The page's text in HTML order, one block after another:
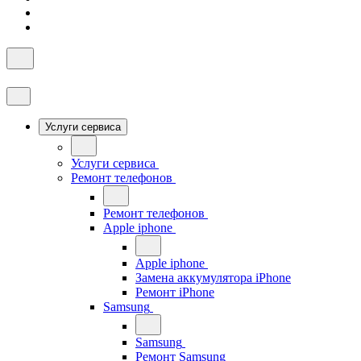
Услуги сервиса
Услуги сервиса
Ремонт телефонов
Ремонт телефонов
Apple iphone
Apple iphone
Замена аккумулятора iPhone
Ремонт iPhone
Samsung
Samsung
Ремонт Samsung